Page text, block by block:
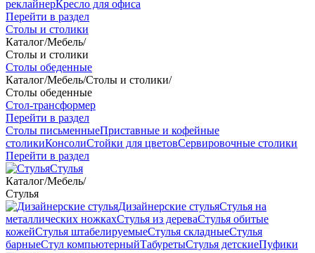
реклайнерКресло для офиса
Перейти в раздел
Столы и столики
Каталог/Мебель/
Столы и столики
Столы обеденные
Каталог/Мебель/Столы и столики/
Столы обеденные
Стол-трансформер
Перейти в раздел
Столы письменныеПриставные и кофейные
столикиКонсолиСтойки для цветовСервировочные столики
Перейти в раздел
Стулья
Каталог/Мебель/
Стулья
Дизайнерские стульяСтулья на
металлических ножкахСтулья из дереваСтулья обитые
кожейСтулья штабелируемыеСтулья складныеСтулья
барныеСтул компьютерныйТабуретыСтулья детскиеПуфики